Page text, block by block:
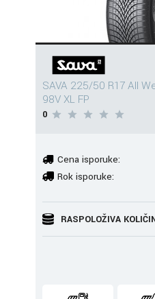
SAVA 225/50 R17 All
98V XL FP
0
Cena isporuke:
Rok isporuke:
RASPOLOŽIVA